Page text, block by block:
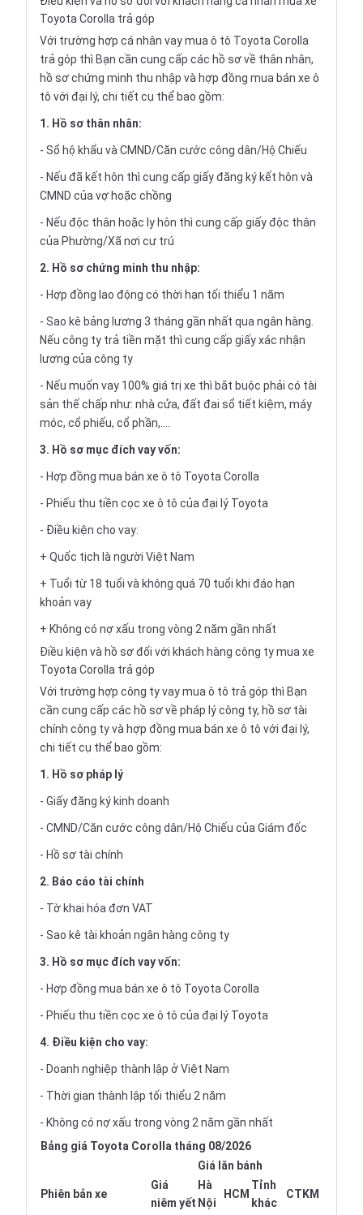
Toyota Corolla trả góp
Với trường hợp cá nhân vaymua ô tô Toyota Corolla
trả góp thì Bạn cần cung cấp các hồ sơ về thân nhân,
hồ sơ chứng minh thu nhập và hợp đồng mua bán xe ô
tô với đại lý, chi tiết cụ thể bao gồm:
1. Hồ sơ thân nhân:
- Sổ hộ khẩu và CMND/Căn cước công dân/Hộ Chiếu
- Nếu đã kết hôn thì cung cấp giấy đăng ký kết hôn và
CMND của vợ hoặc chồng
- Nếu độc thân hoặc ly hôn thì cung cấp giấy độc thân
của Phường/Xã nơi cư trú
2. Hồ sơ chứng minh thu nhập:
- Hợp đồng lao động có thời hạn tối thiểu 1 năm
- Sao kê bảng lương 3 tháng gần nhất qua ngân hàng.
Nếu công ty trả tiền mặt thì cung cấp giấy xác nhận
lương của công ty
- Nếu muốn vay 100% giá trị xe thì bắt buộc phải có tài
sản thế chấp như: nhà cửa, đất đai sổ tiết kiệm, máy
móc, cổ phiếu, cổ phần,....
3. Hồ sơ mục đích vay vốn:
- Hợp đồng mua bán xe ô tô Toyota Corolla
- Phiếu thu tiền cọc xe ô tô của đại lý Toyota
- Điều kiện cho vay:
+ Quốc tịch là người Việt Nam
+ Tuổi từ 18 tuổi và không quá 70 tuổi khi đáo hạn
khoản vay
+ Không có nợ xấu trong vòng 2 năm gần nhất
Điều kiện và hồ sơ đối với khách hàng công ty mua xe
Toyota Corolla trả góp
Với trường hợp công ty vaymua ô tô trả góp thì Bạn
cần cung cấp các hồ sơ về pháp lý công ty, hồ sơ tài
chính công ty và hợp đồng mua bán xe ô tô với đại lý,
chi tiết cụ thể bao gồm:
1. Hồ sơ pháp lý
- Giấy đăng ký kinh doanh
- CMND/Căn cước công dân/Hộ Chiếu của Giám đốc
- Hồ sơ tài chính
2. Báo cáo tài chính
- Tờ khai hóa đơn VAT
- Sao kê tài khoản ngân hàng công ty
3. Hồ sơ mục đích vay vốn:
- Hợp đồng mua bán xe ô tô Toyota Corolla
- Phiếu thu tiền cọc xe ô tô của đại lý Toyota
4. Điều kiện cho vay:
- Doanh nghiệp thành lập ở Việt Nam
- Thời gian thành lập tối thiểu 2 năm
- Không có nợ xấu trong vòng 2 năm gần nhất
Bảng giá Toyota Corolla tháng 08/2026
Giá lăn bánh
Phiên bản xe
Giá
niêm yết
Hà
Nội
HCM
Tỉnh
khác
CTKM